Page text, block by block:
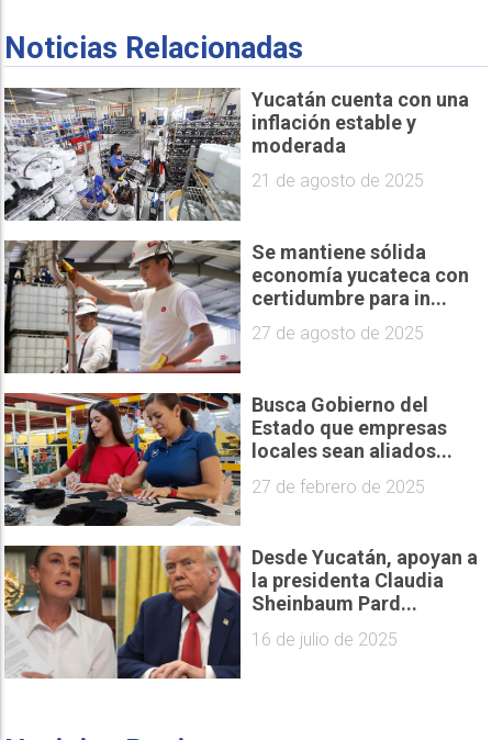
Noticias Relacionadas
Yucatán cuenta con una
inflación estable y
moderada
21 de agosto de 2025
Se mantiene sólida
economía yucateca con
certidumbre para in...
27 de agosto de 2025
Busca Gobierno del
Estado que empresas
locales sean aliados...
27 de febrero de 2025
Desde Yucatán, apoyan a
la presidenta Claudia
Sheinbaum Pard...
16 de julio de 2025